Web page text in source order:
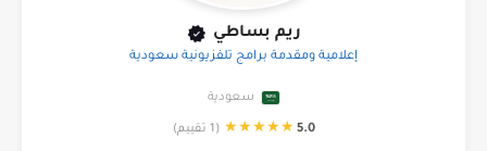
ريم بساطي
إعلامية ومقدمة برامج تلفزيونية سعودية
سعودية
5.0
★
★
★
★
★ (1 تقييم)